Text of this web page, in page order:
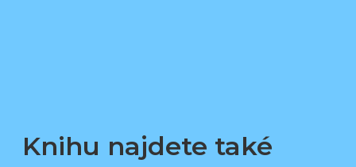
Knihu najdete také